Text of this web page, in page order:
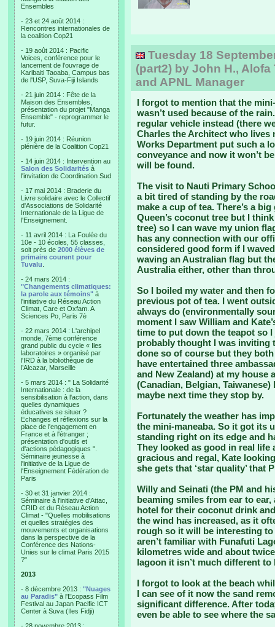
Ensembles
- 23 et 24 août 2014 :
Rencontres internationales de
la coalition Cop21
- 19 août 2014 : Pacific
Voices, conférence pour le
lancement de l'ouvrage de
Karibaiti Taoaba, Campus bas
de l'USP, Suva-Fiji Islands
- 21 juin 2014 : Fête de la
Maison des Ensembles,
présentation du projet "Manga
Ensemble" - reprogrammer le
futur.
- 19 juin 2014 : Réunion
plénière de la Coalition Cop21
- 14 juin 2014 : Intervention au
Salon des Solidarités à
l'invitation de Coordination Sud
- 17 mai 2014 : Braderie du
Livre solidaire avec le Collectif
d'Associations de Solidarité
Internationale de la Ligue de
l'Enseignement.
- 11 avril 2014 : La Foulée du
10e - 10 écoles, 55 classes,
soit près de 2000 élèves de
primaire courent pour
Tuvalu
- 24 mars 2014 :
"Changements climatiques:
la parole aux témoins" à
l'initiative du Réseau Action
Climat, Care et Oxfam. A
Sciences Po, Paris 7è
- 22 mars 2014 : L'archipel
monde, 7ème conférence
grand public du cycle « Iles
laboratoires » organisé par
l'IRD à la bibliothèque de
l’Alcazar, Marseille
- 5 mars 2014 : " La Solidarité
Internationale : de la
sensibilisation à l'action, dans
quelles dynamiques
éducatives se situer ?
Echanges et réflexions sur la
place de l'engagement en
France et à l'étranger ;
présentation d'outils et
d'actions pédagogiques ".
Séminaire jeunesse à
l'initiative de la Ligue de
l'Enseignement Fédération de
Paris
- 30 et 31 janvier 2014 :
Séminaire à l'initiative d'Attac,
CRID et du Réseau Action
Climat - "Quelles mobilisations
et quelles stratégies des
mouvements et organisations
dans la perspective de la
Conférence des Nations-
Unies sur le climat Paris 2015
?"
2013
- 8 décembre 2013 : "Nuages
au Paradis" à l'Ecopass Film
Festival au Japan Pacific ICT
Center à Suva (Iles Fidji)
Tuesday 18
(part2) by John H.,
and APNL Manager
I forgot to mention that the
wasn’t used because of the
regular vehicle instead (there
Charles the Architect who lives
Works Department put such a
conveyance and now it won’t
will be found.
The visit to Nauti Primary
a bit tired of standing by the
make a cup of tea. There’s a
Queen’s coconut tree but I
tree) so I can wave my union
has any connection with our
considered good form if I
waving an Australian flag but
Australia either, other than
So I boiled my water and then
previous pot of tea. I went
always do (environmentally
moment I saw William and
time to put down the teapot so
probably thought I was inviting
done so of course but they
have entertained three
and New Zealand) at my
(Canadian, Belgian,
maybe next time they stop by.
Fortunately the weather has
the mini-maneaba. So it got its
standing right on its edge and
They looked as good in real life
gracious and regal, Kate
she gets that ‘star quality’ that
Willy and Seinati (the PM and
beaming smiles from ear to
hotel for their coconut drink
the wind has increased, as it
rough so it will be interesting
aren’t familiar with Funafuti
kilometres wide and about
lagoon it isn’t much different
I forgot to look at the beach
I can see of it now the sand
significant difference. After
even be able to see where the